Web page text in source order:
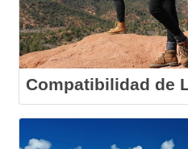
Compatibilidad de